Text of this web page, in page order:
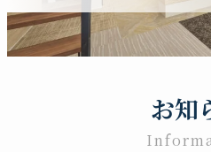
事務所紹介
記事コラム
お知